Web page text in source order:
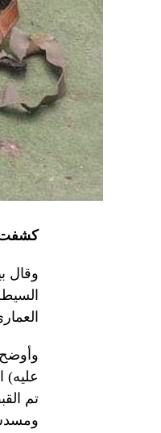
كشفت
وقال
عليه)
تم